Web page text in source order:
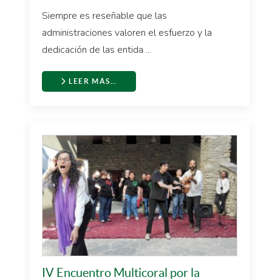
Siempre es reseñable que las
administraciones valoren el esfuerzo y la
dedicación de las entida ...
LEER MÁS…
IV Encuentro Multicoral por la